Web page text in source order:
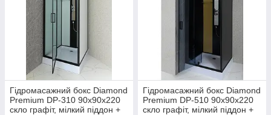
Гідромасажний бокс Diamond
Premium DP-310 90x90x220
скло графіт, мілкий піддон +
Гідромасажний бокс Diamond
Premium DP-510 90x90x220
скло графіт, мілкий піддон +